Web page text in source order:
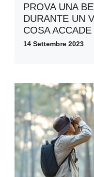
PROVA UNA
DURANTE UN
COSA ACCADE
14 Settembre 2023